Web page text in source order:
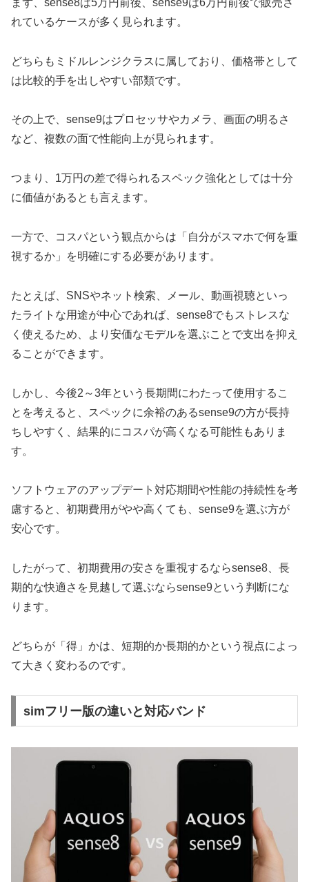
れているケースが多く見られます。
どちらもミドルレンジクラスに属しており、価格帯として
は比較的手を出しやすい部類です。
その上で、sense9はプロセッサやカメラ、画面の明るさ
など、複数の面で性能向上が見られます。
つまり、1万円の差で得られるスペック強化としては十分
に価値があるとも言えます。
一方で、コスパという観点からは「自分がスマホで何を重
視するか」を明確にする必要があります。
たとえば、SNSやネット検索、メール、動画視聴といっ
たライトな用途が中心であれば、sense8でもストレスな
く使えるため、より安価なモデルを選ぶことで支出を抑え
ることができます。
しかし、今後2～3年という長期間にわたって使用するこ
とを考えると、スペックに余裕のあるsense9の方が長持
ちしやすく、結果的にコスパが高くなる可能性もありま
す。
ソフトウェアのアップデート対応期間や性能の持続性を考
慮すると、初期費用がやや高くても、sense9を選ぶ方が
安心です。
したがって、初期費用の安さを重視するならsense8、長
期的な快適さを見越して選ぶならsense9という判断にな
ります。
どちらが「得」かは、短期的か長期的かという視点によっ
て大きく変わるのです。
simフリー版の違いと対応バンド